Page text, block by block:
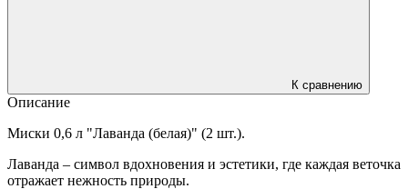
К сравнению
Описание
Миски 0,6 л "Лаванда (белая)" (2 шт.).
Лаванда – символ вдохновения и эстетики, где каждая веточка
отражает нежность природы.